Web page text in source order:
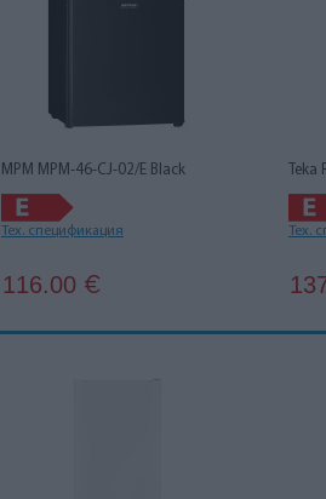
MPM MPM-46-CJ-02/E Black
Тех. спецификация
116.00 €
Тех.